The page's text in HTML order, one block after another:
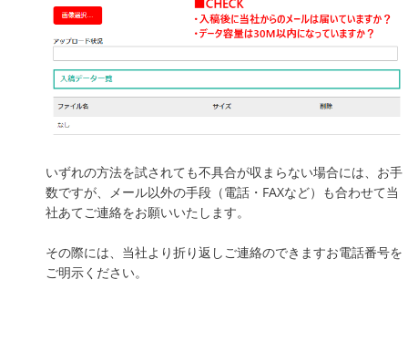
いずれの方法を試されても不具合が収まらない場合には、お手
数ですが、メール以外の手段（電話・FAXなど）も合わせて当
社あてご連絡をお願いいたします。
その際には、当社より折り返しご連絡のできますお電話番号を
ご明示ください。